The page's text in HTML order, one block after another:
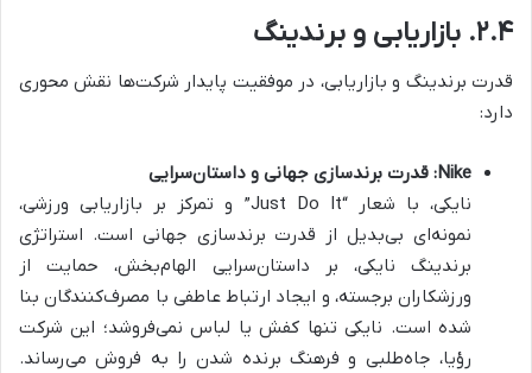
۲.۴. بازاریابی و برندینگ
قدرت برندینگ و بازاریابی، در موفقیت پایدار شرکت‌ها نقش محوری
دارد:
Nike: قدرت برندسازی جهانی و داستان‌سرایی
نایکی، با شعار “Just Do It” و تمرکز بر بازاریابی ورزشی،
نمونه‌ای بی‌بدیل از قدرت برندسازی جهانی است. استراتژی
برندینگ نایکی، بر داستان‌سرایی الهام‌بخش، حمایت از
ورزشکاران برجسته، و ایجاد ارتباط عاطفی با مصرف‌کنندگان بنا
شده است. نایکی تنها کفش یا لباس نمی‌فروشد؛ این شرکت
رؤیا، جاه‌طلبی و فرهنگ برنده شدن را به فروش می‌رساند.